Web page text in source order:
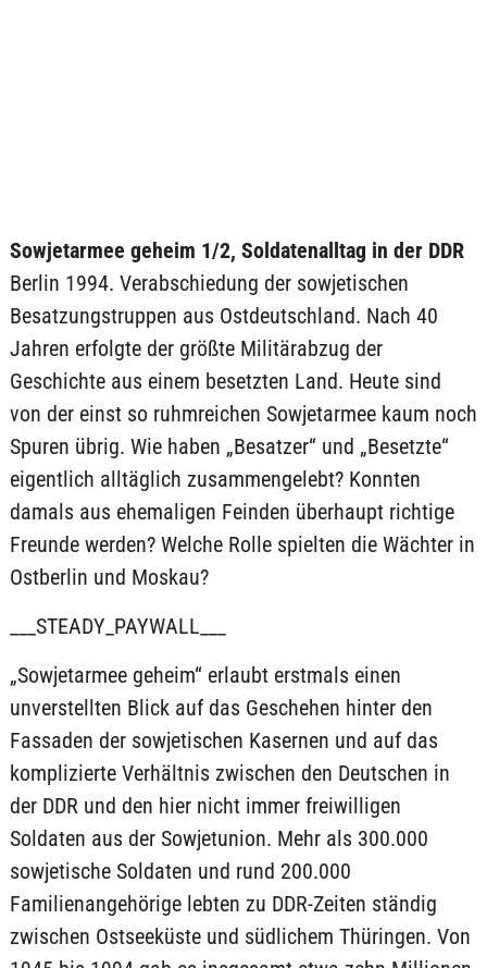
Sowjetarmee geheim 1/2, Soldatenalltag in der DDR
Berlin 1994. Verabschiedung der sowjetischen
Besatzungstruppen aus Ostdeutschland. Nach 40
Jahren erfolgte der größte Militärabzug der
Geschichte aus einem besetzten Land. Heute sind
von der einst so ruhmreichen Sowjetarmee kaum noch
Spuren übrig. Wie haben „Besatzer“ und „Besetzte“
eigentlich alltäglich zusammengelebt? Konnten
damals aus ehemaligen Feinden überhaupt richtige
Freunde werden? Welche Rolle spielten die Wächter in
Ostberlin und Moskau?
___STEADY_PAYWALL___
„Sowjetarmee geheim“ erlaubt erstmals einen
unverstellten Blick auf das Geschehen hinter den
Fassaden der sowjetischen Kasernen und auf das
komplizierte Verhältnis zwischen den Deutschen in
der DDR und den hier nicht immer freiwilligen
Soldaten aus der Sowjetunion. Mehr als 300.000
sowjetische Soldaten und rund 200.000
Familienangehörige lebten zu DDR-Zeiten ständig
zwischen Ostseeküste und südlichem Thüringen. Von